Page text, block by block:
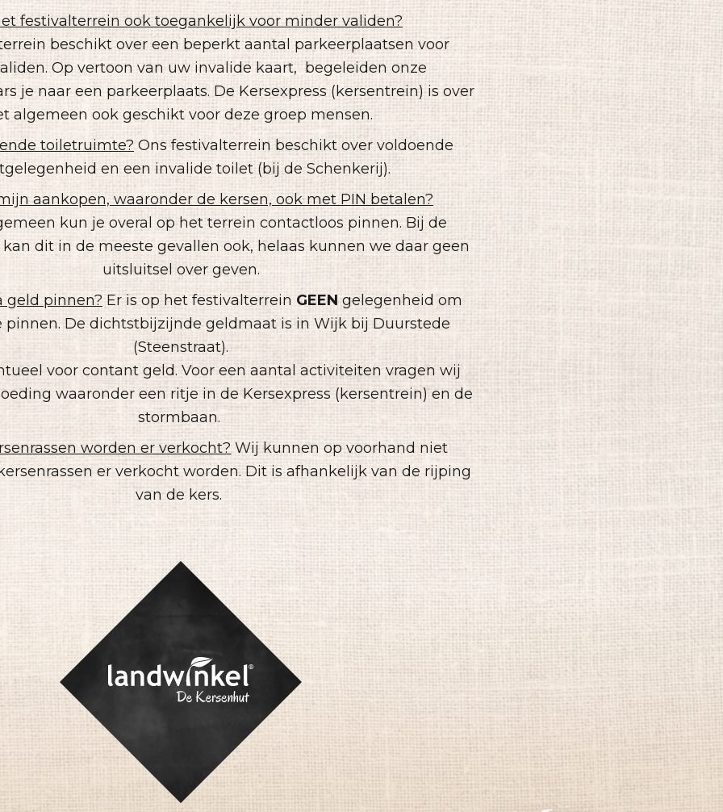
festivalterrein ook toegankelijk voor minder validen?
beschikt over een beperkt aantal parkeerplaatsen voor
Op vertoon van uw invalide kaart, begeleiden onze
je naar een parkeerplaats. De Kersexpress (kersentrein) is over
algemeen ook geschikt voor deze groep mensen.
toiletruimte? Ons festivalterrein beschikt over voldoende
en een invalide toilet (bij de Schenkerij).
aankopen, waaronder de kersen, ook met PIN betalen?
kun je overal op het terrein contactloos pinnen. Bij de
dit in de meeste gevallen ook, helaas kunnen we daar geen
uitsluitsel over geven.
geld pinnen? Er is op het festivalterrein GEEN gelegenheid om
pinnen. De dichtstbijzijnde geldmaat is in Wijk bij Duurstede
(Steenstraat).
voor contant geld. Voor een aantal activiteiten vragen wij
waaronder een ritje in de Kersexpress (kersentrein) en de
stormbaan.
worden er verkocht?Wij kunnen op voorhand niet
er verkocht worden. Dit is afhankelijk van de rijping
van de kers.